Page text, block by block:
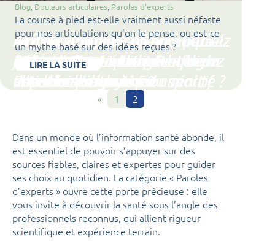
Musculation senior : Renforcez
votre corps après 50 ans
Diagnostic et traitement de la
candidose digestive
Safran, antidépresseur naturel
et psychobiotique : gérer la
dépression
Poussée d’arthrose du sportif
Arthrose : mieux comprendre
et bien gérer cette pathologie
articulaire chronique
Mal de ventre à l’effort : pensez
à l’hyperperméabilité
intestinale.
Prévenir le syndrome rotulien
chez les skieurs
La course à pied, un sport qui
favorise les douleurs
articulaires : mythe ou réalité ?
Blog, Douleurs articulaires, Paroles d'experts
La course à pied est-elle vraiment aussi néfaste
pour nos articulations qu’on le pense, ou est-ce
un mythe basé sur des idées reçues ?
LIRE LA SUITE
« 1 2
Dans un monde où l’information santé abonde, il
est essentiel de pouvoir s’appuyer sur des
sources fiables, claires et expertes pour guider
ses choix au quotidien. La catégorie « Paroles
d’experts » ouvre cette porte précieuse : elle
vous invite à découvrir la santé sous l’angle des
professionnels reconnus, qui allient rigueur
scientifique et expérience terrain.